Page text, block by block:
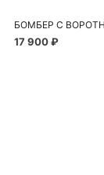
17 900 ₽